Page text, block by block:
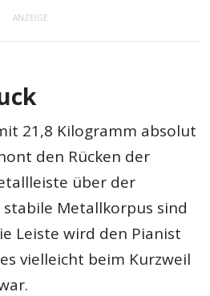
ANZEIGE
21,8 Kilogramm absolut
den Rücken der
über der
Metallkorpus sind
Leiste wird den Pianist
vielleicht beim Kurzweil